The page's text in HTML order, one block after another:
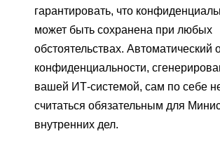
гарантировать, что
может быть сохранена при любых
обстоятельствах. Автоматический
конфиденциальности,
вашей ИТ-системой, сам по себе
считаться обязательным для
внутренних дел.